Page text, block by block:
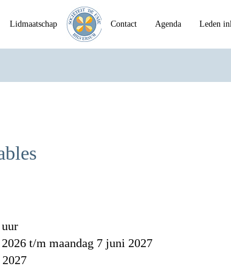
Lidmaatschap Contact Agenda Leden
t/m maandag 7 juni 2027